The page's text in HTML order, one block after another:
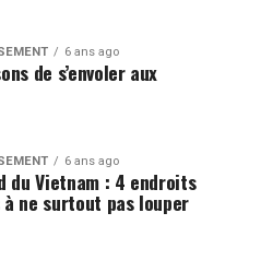
6 ans ago
de s’envoler aux
6 ans ago
du Vietnam : 4 endroits
ne surtout pas louper